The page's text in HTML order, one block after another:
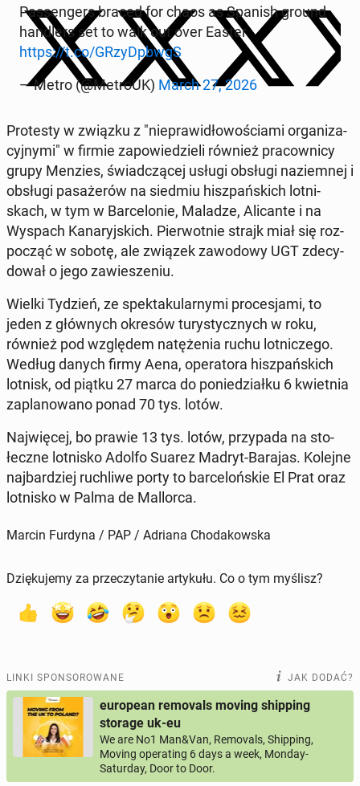
Pas­sen­gers braced for chaos as Spanish ground
han­dlers set to walk out over Easter
https://t.co/GRzyDp­bwgS
— Metro (@MetroUK) March 27, 2026
Pro­te­sty w związku z "nie­pra­wi­dło­wo­ścia­mi or­ga­ni­za­
cyj­ny­mi" w firmie za­po­wie­dzie­li również pra­cow­ni­cy
grupy Menzies, świad­czą­cej usługi obsługi na­ziem­nej i
obsługi pa­sa­że­rów na siedmiu hisz­pań­skich lot­ni­
skach, w tym w Bar­ce­lo­nie, Maladze, Ali­can­te i na
Wyspach Ka­na­ryj­skich. Pier­wot­nie strajk miał się roz­
po­cząć w sobotę, ale związek za­wo­do­wy UGT zde­cy­
do­wał o jego za­wie­sze­niu.
Wielki Tydzień, ze spek­ta­ku­lar­ny­mi pro­ce­sja­mi, to
jeden z głów­nych okresów tu­ry­stycz­nych w roku,
również pod wzglę­dem na­tę­że­nia ruchu lot­ni­cze­go.
Według danych firmy Aena, ope­ra­to­ra hisz­pań­skich
lotnisk, od piątku 27 marca do po­nie­dział­ku 6 kwiet­nia
za­pla­no­wa­no ponad 70 tys. lotów.
Naj­wię­cej, bo prawie 13 tys. lotów, przy­pa­da na sto­
łecz­ne lot­ni­sko Adolfo Suarez Madryt-Barajas. Kolejne
naj­bar­dziej ru­chli­we porty to bar­ce­loń­skie El Prat oraz
lot­ni­sko w Palma de Mal­lor­ca.
Marcin Furdyna / PAP / Adriana Chodakowska
Dziękujemy za przeczytanie artykułu. Co o tym myślisz?
LINKI SPONSOROWANE JAK DODAĆ?
european removals moving shipping
storage uk-eu
We are No1 Man&Van, Removals, Shipping,
Moving operating 6 days a week, Monday-
Saturday, Door to Door.